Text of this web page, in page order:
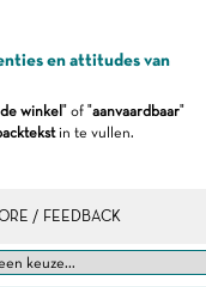
en attitudes van
winkel" of "aanvaardbaar"
in te vullen.
/ FEEDBACK